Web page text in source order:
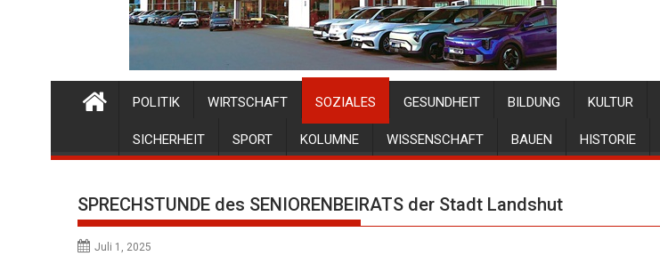
POLITIK WIRTSCHAFT SOZIALES GESUNDHEIT BILDUNG KULTUR
SICHERHEIT SPORT KOLUMNE WISSENSCHAFT BAUEN HISTORIE
SPRECHSTUNDE des SENIORENBEIRATS der Stadt Landshut
Juli 1, 2025